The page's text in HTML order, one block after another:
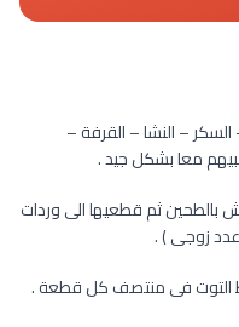
– النشا – القرفة –
معا بشكل جيد .
ثم قطعيها الى وردات
زوجى ) .
التوت فى منتصف كل قطعة .